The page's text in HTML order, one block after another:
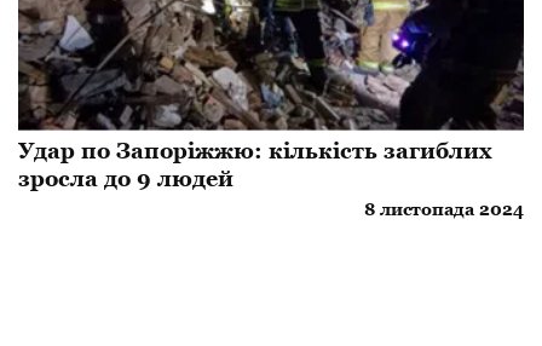
Удар по Запоріжжю: кількість загиблих
зросла до 9 людей
8 листопада 2024